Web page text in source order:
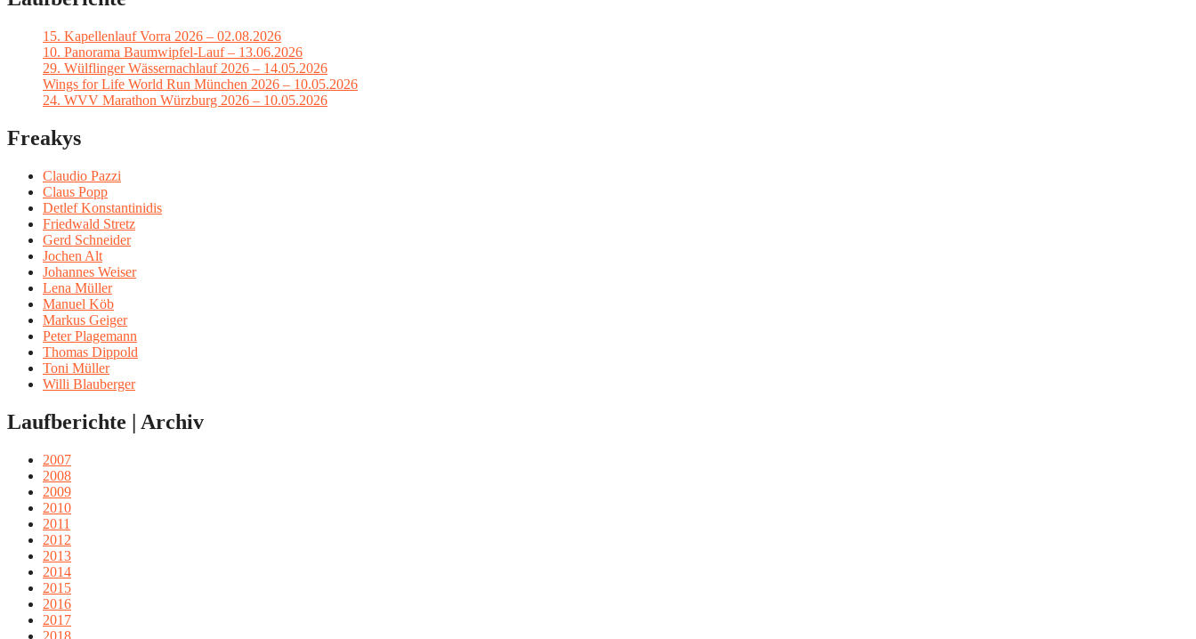
15. Kapellenlauf Vorra 2026 – 02.08.2026
10. Panorama Baumwipfel-Lauf – 13.06.2026
29. Wülflinger Wässernachlauf 2026 – 14.05.2026
Wings for Life World Run München 2026 – 10.05.2026
24. WVV Marathon Würzburg 2026 – 10.05.2026
Freakys
Claudio Pazzi
Claus Popp
Detlef Konstantinidis
Friedwald Stretz
Gerd Schneider
Jochen Alt
Johannes Weiser
Lena Müller
Manuel Köb
Markus Geiger
Peter Plagemann
Thomas Dippold
Toni Müller
Willi Blauberger
Laufberichte | Archiv
2007
2008
2009
2010
2011
2012
2013
2014
2015
2016
2017
2018